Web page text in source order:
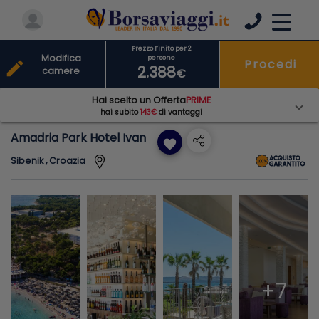
Amadria Park Hotel Ivan favorite
Sibenik , Croazia
+7
Prezzo Finito per 2
persone
2.388€
Procedi
edit
Modifica
camere
Hai scelto un OffertaPRIME
hai subito143€di vantaggi